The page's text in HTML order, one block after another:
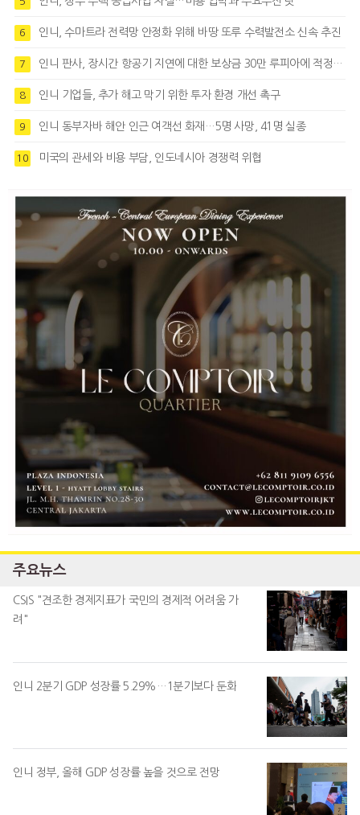
6 인니, 수마트라 전력망 안정화 위해 바땅 또루 수력발전소 신속 추진
7 인니 판사, 장시간 항공기 지연에 대한 보상금 30만 루피아에 적정성 제기
8 인니 기업들, 추가 해고 막기 위한 투자 환경 개선 촉구
9 인니 동부자바 해안 인근 여객선 화재…5명 사망, 41명 실종
10 미국의 관세와 비용 부담, 인도네시아 경쟁력 위협
주요뉴스
CSIS "견조한 경제지표가 국민의 경제적 어려움 가
려"
인니 2분기 GDP 성장률 5.29%…1분기보다 둔화
인니 정부, 올해 GDP 성장률 높을 것으로 전망